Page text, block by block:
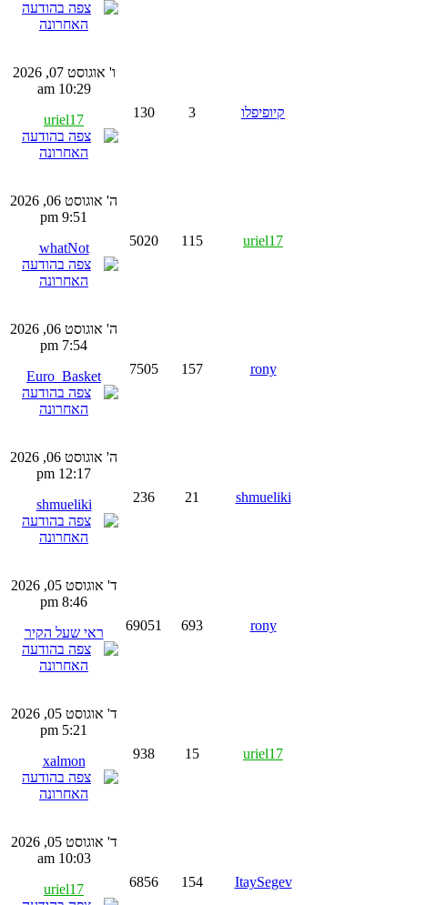
קיופיפלו
3
130
ו' אוגוסט 07, 2026
10:29 am
uriel17
uriel17
115
5020
ה' אוגוסט 06, 2026
9:51 pm
whatNot
rony
157
7505
ה' אוגוסט 06, 2026
7:54 pm
Euro_Basket
shmueliki
21
236
ה' אוגוסט 06, 2026
12:17 pm
shmueliki
rony
693
69051
ד' אוגוסט 05, 2026
8:46 pm
ראי שעל הקיר
uriel17
15
938
ד' אוגוסט 05, 2026
5:21 pm
xalmon
ItaySegev
154
6856
ד' אוגוסט 05, 2026
10:03 am
uriel17